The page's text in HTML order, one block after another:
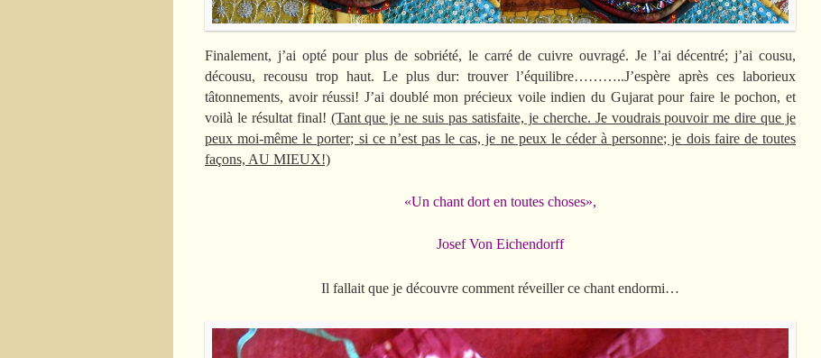
Finalement, j’ai opté pour plus de sobriété, le carré de cuivre ouvragé. Je l’ai décentré; j’ai cousu,
décousu, recousu trop haut. Le plus dur: trouver l’équilibre………..J’espère après ces laborieux
tâtonnements, avoir réussi! J’ai doublé mon précieux voile indien du Gujarat pour faire le pochon, et
voilà le résultat final! (Tant que je ne suis pas satisfaite, je cherche. Je voudrais pouvoir me dire que je
peux moi-même le porter; si ce n’est pas le cas, je ne peux le céder à personne; je dois faire de toutes
façons, AU MIEUX!)
«Un chant dort en toutes choses»,
Josef Von Eichendorff
Il fallait que je découvre comment réveiller ce chant endormi…